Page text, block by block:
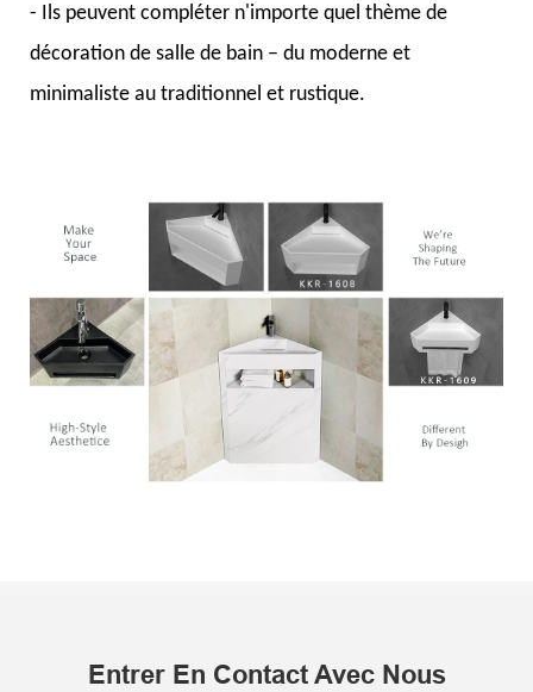
- Ils peuvent compléter n'importe quel thème de
décoration de salle de bain – du moderne et
minimaliste au traditionnel et rustique.
Entrer En Contact Avec Nous